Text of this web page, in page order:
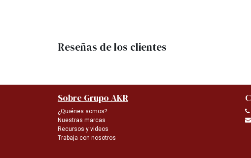
Reseñas de los clientes
Sobre Grupo AKR
¿Quiénes somos?
Nuestras marcas
Recursos y videos
Trabaja con nosotros